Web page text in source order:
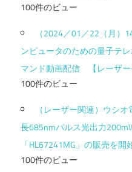
100件のビュー
（2024／01／22（月）
ンピュータのための量子テ
マンド動画配信 【レーザー
100件のビュー
（レーザー関連）ウシ
長685nmパルス光出力
「HL67241MG」の販売を開
100件のビュー